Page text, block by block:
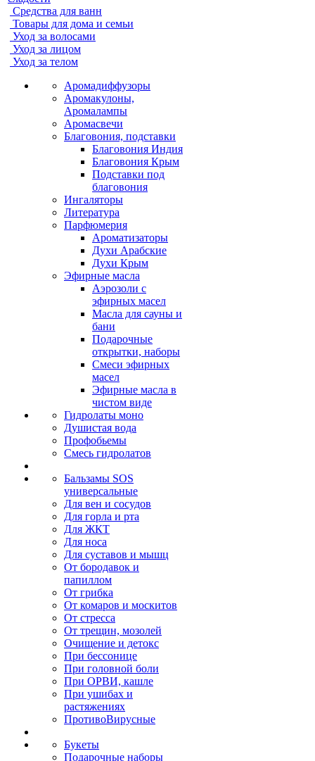
Средства для ванн
Товары для дома и семьи
Уход за волосами
Уход за лицом
Уход за телом
Аромадиффузоры
Аромакулоны,
Аромалампы
Аромасвечи
Благовония, подставки
Благовония Индия
Благовония Крым
Подставки под
благовония
Ингаляторы
Литература
Парфюмерия
Ароматизаторы
Духи Арабские
Духи Крым
Эфирные масла
Аэрозоли с
эфирных масел
Масла для сауны и
бани
Подарочные
открытки, наборы
Смеси эфирных
масел
Эфирные масла в
чистом виде
Гидролаты моно
Душистая вода
Профобьемы
Смесь гидролатов
Бальзамы SOS
универсальные
Для вен и сосудов
Для горла и рта
Для ЖКТ
Для носа
Для суставов и мышц
От бородавок и
папиллом
От грибка
От комаров и москитов
От стресса
От трещин, мозолей
Очищение и детокс
При бессонице
При головной боли
При ОРВИ, кашле
При ушибах и
растяжениях
ПротивоВирусные
Букеты
Подарочные наборы